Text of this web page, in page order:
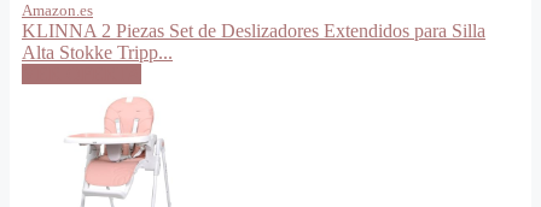
Amazon.es
KLINNA 2 Piezas Set de Deslizadores Extendidos para Silla
Alta Stokke Tripp...